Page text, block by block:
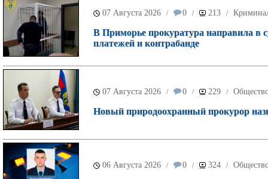
07 Августа 2026 / 0 / 213 /
В Приморье прокуратура направила в
платежей и контрабанде
07 Августа 2026 / 0 / 229 /
Новый природоохранный прокурор
06 Августа 2026 / 0 / 324 /